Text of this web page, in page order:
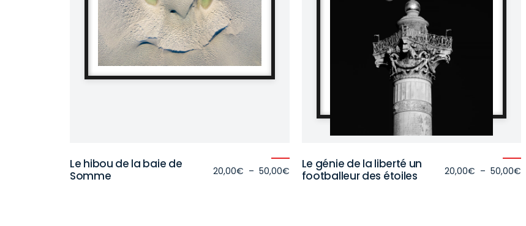
Le hibou de la baie de
Somme
20,00€ – 50,00€PlageLe génie de la liberté un
footballeur des étoiles
20,00€ – 50,00€